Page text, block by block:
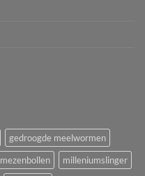
gedroogde meelwormen
mezenbollen
milleniumslinger